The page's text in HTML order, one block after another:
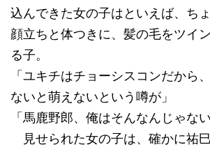
込んできた女の子はといえば、ち
顔立ちと体つきに、髪の毛をツイ
る子。
「ユキチはチョーシスコンだから
ないと萌えないという噂が」
「馬鹿野郎、俺はそんなんじゃな
見せられた女の子は、確かに祐